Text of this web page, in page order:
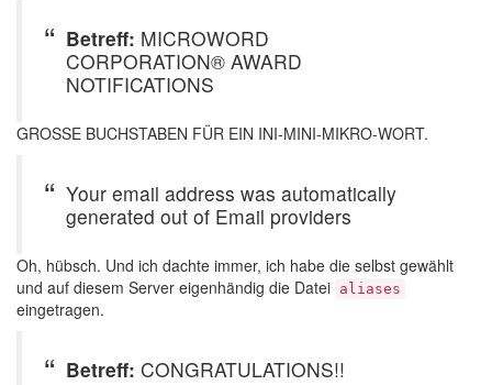
Betreff: MICROWORD
CORPORATION® AWARD
NOTIFICATIONS
GROSSE BUCHSTABEN FÜR EIN INI-MINI-MIKRO-WORT.
Your email address was automatically
generated out of Email providers
Oh, hübsch. Und ich dachte immer, ich habe die selbst gewählt
und auf diesem Server eigenhändig die Datei aliases
eingetragen.
Betreff: CONGRATULATIONS!!